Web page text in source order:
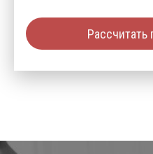
Рассчитать